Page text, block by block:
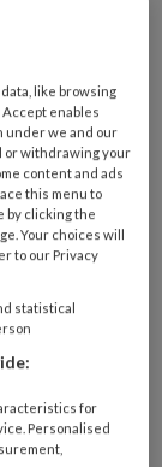
like browsing
enables
under we and our
or withdrawing your
content and ads
this menu to
by clicking the
Your choices will
to our Privacy
statistical
for
Personalised